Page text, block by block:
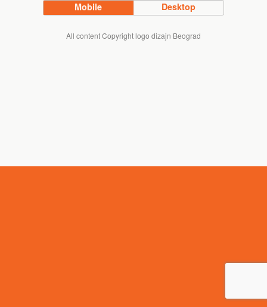
Mobile Desktop
All content Copyright logo dizajn Beograd